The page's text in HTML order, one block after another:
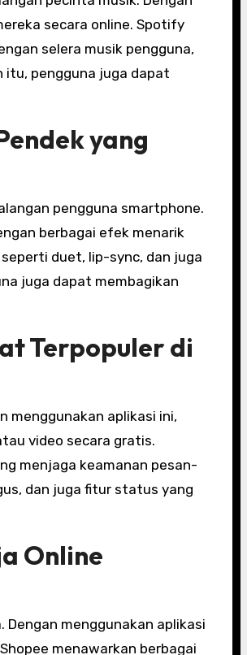
secara online. Spotify
selera musik pengguna,
itu, pengguna juga dapat
yang
pengguna smartphone.
berbagai efek menarik
duet, lip-sync, dan juga
juga dapat membagikan
Terpopuler di
menggunakan aplikasi ini,
video secara gratis.
menjaga keamanan pesan-
dan juga fitur status yang
Online
menggunakan aplikasi
menawarkan berbagai